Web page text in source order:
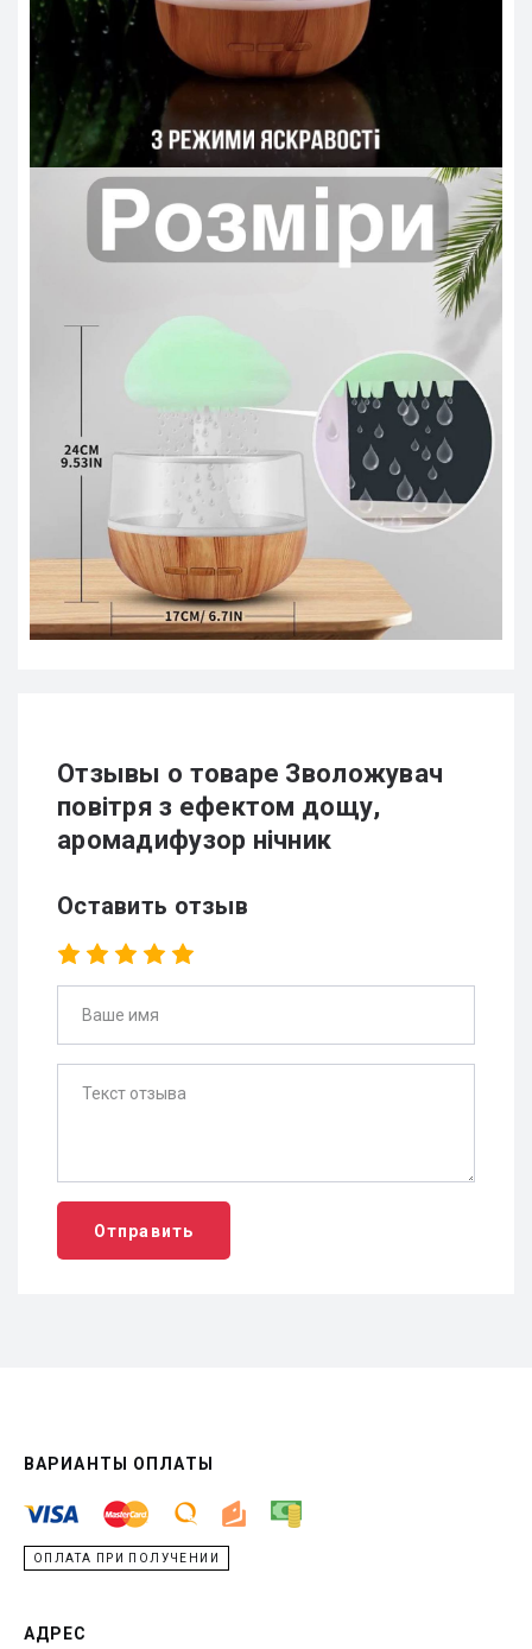
Отзывы о товаре Зволожувач
повітря з ефектом дощу,
аромадифузор нічник
Оставить отзыв
Отправить
ВАРИАНТЫ ОПЛАТЫ
ОПЛАТА ПРИ ПОЛУЧЕНИИ
АДРЕС